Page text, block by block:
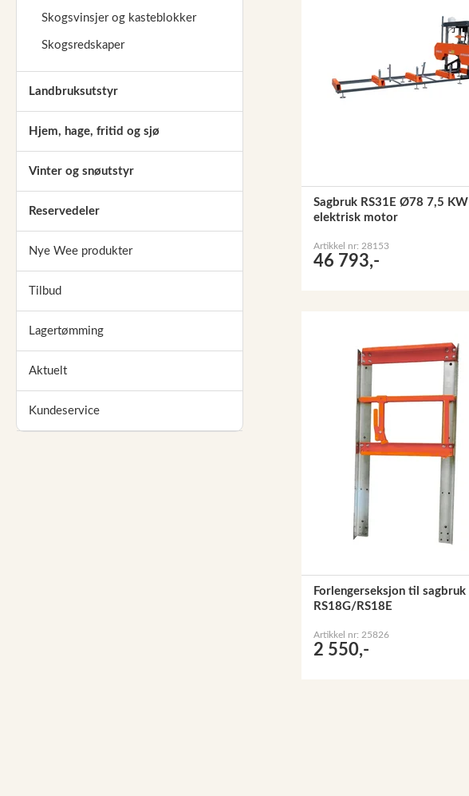
Skogsvinsjer og kasteblokker
Skogsredskaper
Landbruksutstyr
Hjem, hage, fritid og sjø
Vinter og snøutstyr
Reservedeler
Nye Wee produkter
Tilbud
Lagertømming
Aktuelt
Kundeservice
Sagbruk RS31E Ø78 7,5 KW
elektrisk motor
Artikkel nr: 28153
46 793,-
Forlengerseksjon til sagbruk
RS18G/RS18E
Artikkel nr: 25826
2 550,-